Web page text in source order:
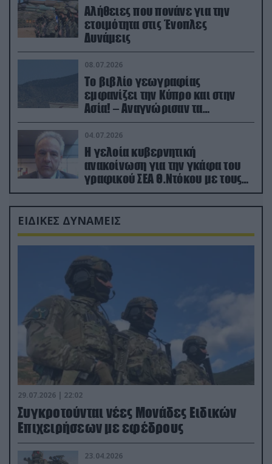
Αλήθειες που πονάνε για την
ετοιμότητα στις Ένοπλες
Δυνάμεις
08.07.2026
Το βιβλίο γεωγραφίας
εμφανίζει την Κύπρο και στην
Ασία! – Αναγνώρισαν τα
κατεχόμενα; (φωτο)
04.07.2026
Η γελοία κυβερνητική
ανακοίνωση για την γκάφα του
γραφικού ΣΕΑ Θ.Ντόκου με τους
Ρώσους φαρσέρ
ΕΙΔΙΚΕΣ ΔΥΝΑΜΕΙΣ
29.07.2026 | 22:02
Συγκροτούνται νέες Μονάδες Ειδικών
Επιχειρήσεων με εφέδρους
23.04.2026